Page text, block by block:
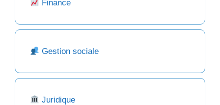
Finance
Gestion sociale
Juridique